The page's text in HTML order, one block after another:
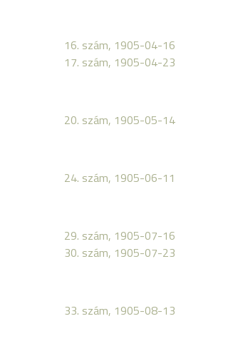
16. szám, 1905-04-16
17. szám, 1905-04-23
20. szám, 1905-05-14
24. szám, 1905-06-11
29. szám, 1905-07-16
30. szám, 1905-07-23
33. szám, 1905-08-13